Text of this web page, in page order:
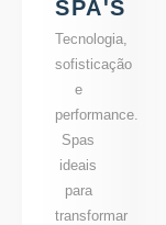
SPA'S
Tecnologia,
sofisticação
e
performance.
Spas
ideais
para
transformar